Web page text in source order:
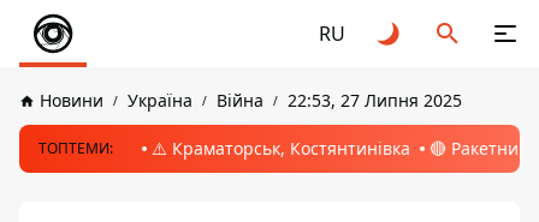
RU
Новини Україна Війна 22:53, 27 Липня 2025
ТОПТЕМИ: ⚠️ Краматорськ, Костянтинівка 🔴 Ракетний